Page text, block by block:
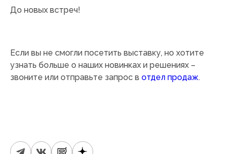
До новых встреч!
Если вы не смогли посетить выставку, но хотите
узнать больше о наших новинках и решениях –
звоните или отправьте запрос в отдел продаж.